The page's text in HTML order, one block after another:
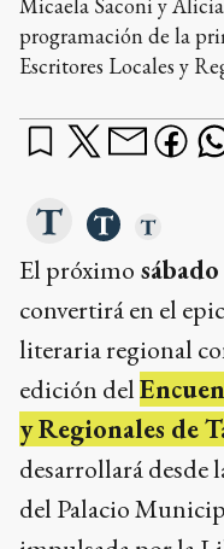
programación de la
Escritores Locales y
El próximo
convertirá en el
literaria regional
edición del
y Regionales de
desarrollará desde
del Palacio